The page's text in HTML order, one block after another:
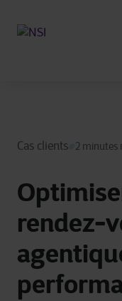
Cas clients 2 minutes
rendez-